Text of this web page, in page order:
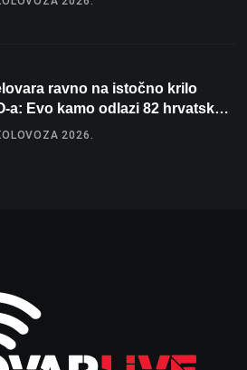
ravno na istočno krilo
a: Evo kamo odlazi 82 hrvatska
i 6 vojnikinja
2026.